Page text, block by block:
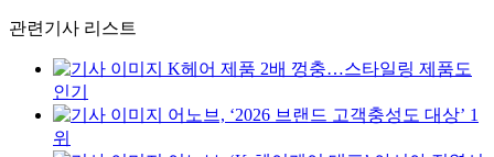
관련기사 리스트
K헤어 제품 2배 껑충…스타일링 제품도
인기
어노브, ‘2026 브랜드 고객충성도 대상’ 1
위